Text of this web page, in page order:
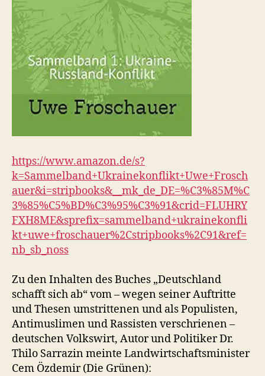
https://www.amazon.de/s?
k=Sammelband+Ukrainekonflikt+Uwe+Frosch
auer&i=stripbooks&__mk_de_DE=%C3%85M%C
3%85%C5%BD%C3%95%C3%91&crid=FLUHRY
FXH8ME&sprefix=sammelband+ukrainekonfli
kt+uwe+froschauer%2Cstripbooks%2C91&ref=
nb_sb_noss
Zu den Inhalten des Buches „Deutschland
schafft sich ab“ vom – wegen seiner Auftritte
und Thesen umstrittenen und als Populisten,
Antimuslimen und Rassisten verschrienen –
deutschen Volkswirt, Autor und Politiker Dr.
Thilo Sarrazin meinte Landwirtschaftsminister
Cem Özdemir (Die Grünen):